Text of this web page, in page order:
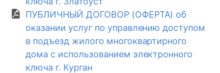
ПУБЛИЧНЫЙ ДОГОВОР (ОФЕРТА) об
оказании услуг по управлению доступом
в подъезд жилого многоквартирного
дома с использованием электронного
ключа г. Курган